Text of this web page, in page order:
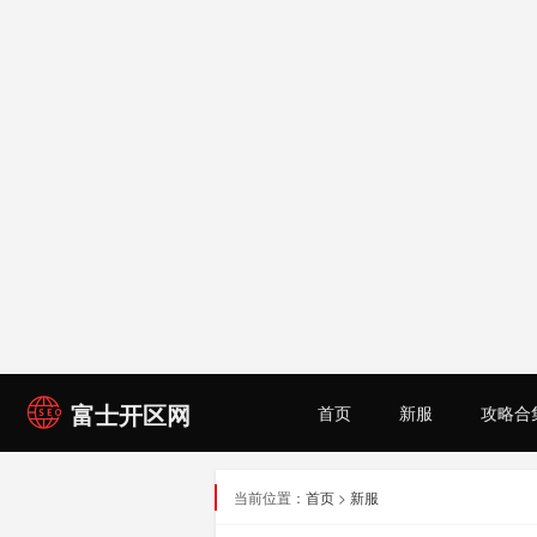
富士开区网 首页 新服 攻略合
当前位置： 首页 > 新服